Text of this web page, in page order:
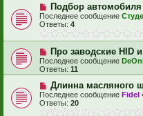
Подбор автомобиля
Последнее сообщение
Ответы: 4
Про заводские HID
Последнее сообщение
Ответы: 11
Длинна масляного
Последнее сообщение Fidel
Ответы: 20